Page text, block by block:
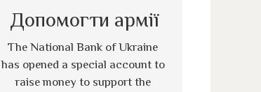
Допомогти армії
The National Bank of Ukraine
has opened a special account to
raise money to support the